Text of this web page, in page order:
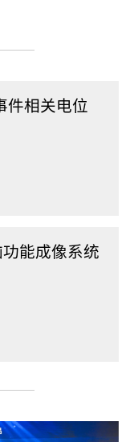
件相关电位
能成像系统